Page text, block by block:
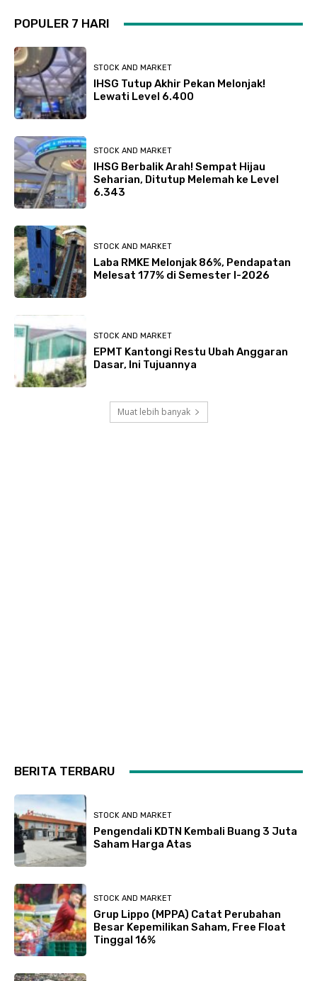
POPULER 7 HARI
STOCK AND MARKET
IHSG Tutup Akhir Pekan Melonjak!
Lewati Level 6.400
STOCK AND MARKET
IHSG Berbalik Arah! Sempat Hijau
Seharian, Ditutup Melemah ke Level
6.343
STOCK AND MARKET
Laba RMKE Melonjak 86%, Pendapatan
Melesat 177% di Semester I-2026
STOCK AND MARKET
EPMT Kantongi Restu Ubah Anggaran
Dasar, Ini Tujuannya
Muat lebih banyak
BERITA TERBARU
STOCK AND MARKET
Pengendali KDTN Kembali Buang 3 Juta
Saham Harga Atas
STOCK AND MARKET
Grup Lippo (MPPA) Catat Perubahan
Besar Kepemilikan Saham, Free Float
Tinggal 16%